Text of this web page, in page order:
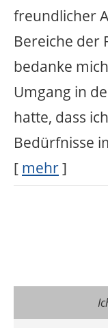
freundlicher
Bereiche der
bedanke
Umgang in
hatte, dass
Bedürfnisse
[ mehr]